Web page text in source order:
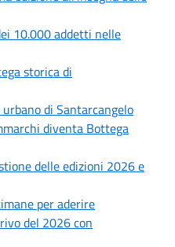
10.000 addetti nelle
storica di
di Santarcangelo
diventa Bottega
delle edizioni 2026 e
per aderire
del 2026 con